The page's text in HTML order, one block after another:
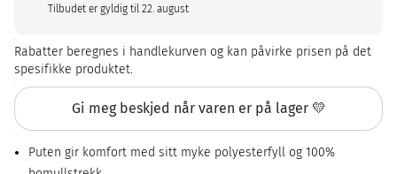
Tilbudet er gyldig til 22. august
Rabatter beregnes i handlekurven og kan påvirke prisen på det
spesifikke produktet.
Gi meg beskjed når varen er på lager 💛
Puten gir komfort med sitt myke polyesterfyll og 100%